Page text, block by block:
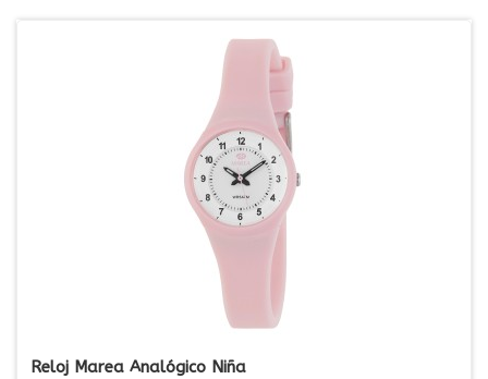
Reloj Marea Analógico Niña